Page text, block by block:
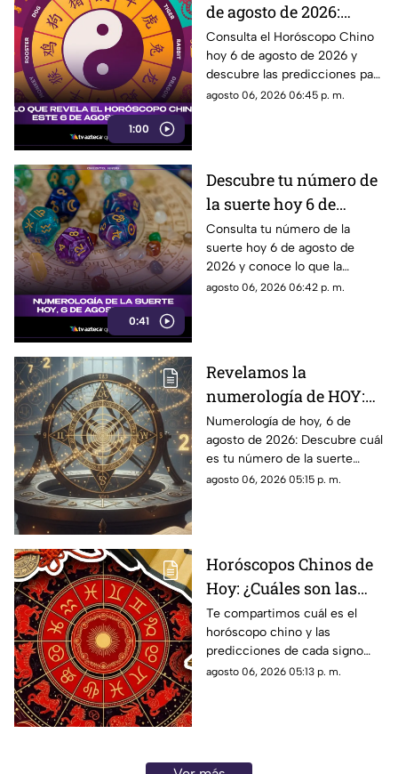
1:00
de agosto de 2026:
predicciones para cada
signo del zodiaco chino
Consulta el Horóscopo Chino
hoy 6 de agosto de 2026 y
descubre las predicciones para
el amor, dinero, salud y trabajo.
agosto 06, 2026 06:45 p. m.
0:41
Descubre tu número de
la suerte hoy 6 de
agosto de 2026 según la
numerología y su
significado
Consulta tu número de la
suerte hoy 6 de agosto de
2026 y conoce lo que la
numerología revela para este
agosto 06, 2026 06:42 p. m.
Revelamos la
numerología de HOY:
Conoce el número de la
suerte de este jueves 6
de agosto de 2026, para
cada signo del zodiaco
Numerología de hoy, 6 de
agosto de 2026: Descubre cuál
es tu número de la suerte
según tu signo zodiacal.
agosto 06, 2026 05:15 p. m.
Horóscopos Chinos de
Hoy: ¿Cuáles son las
predicciones para este
jueves 6 de agosto de
2026?
Te compartimos cuál es el
horóscopo chino y las
predicciones de cada signo
para el día de hoy, jueves 6 de
agosto 06, 2026 05:13 p. m.